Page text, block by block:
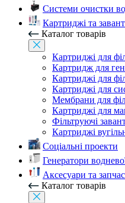
Системи очистки
Картриджі та
Каталог товарів
Картриджі для
Картридж для
Картриджі для
Картриджі для
Мембрани для
Картриджі для
Фільтруючі
Картриджі
Соціальні проекти
Генератори
Аксесуари та
Каталог товарів